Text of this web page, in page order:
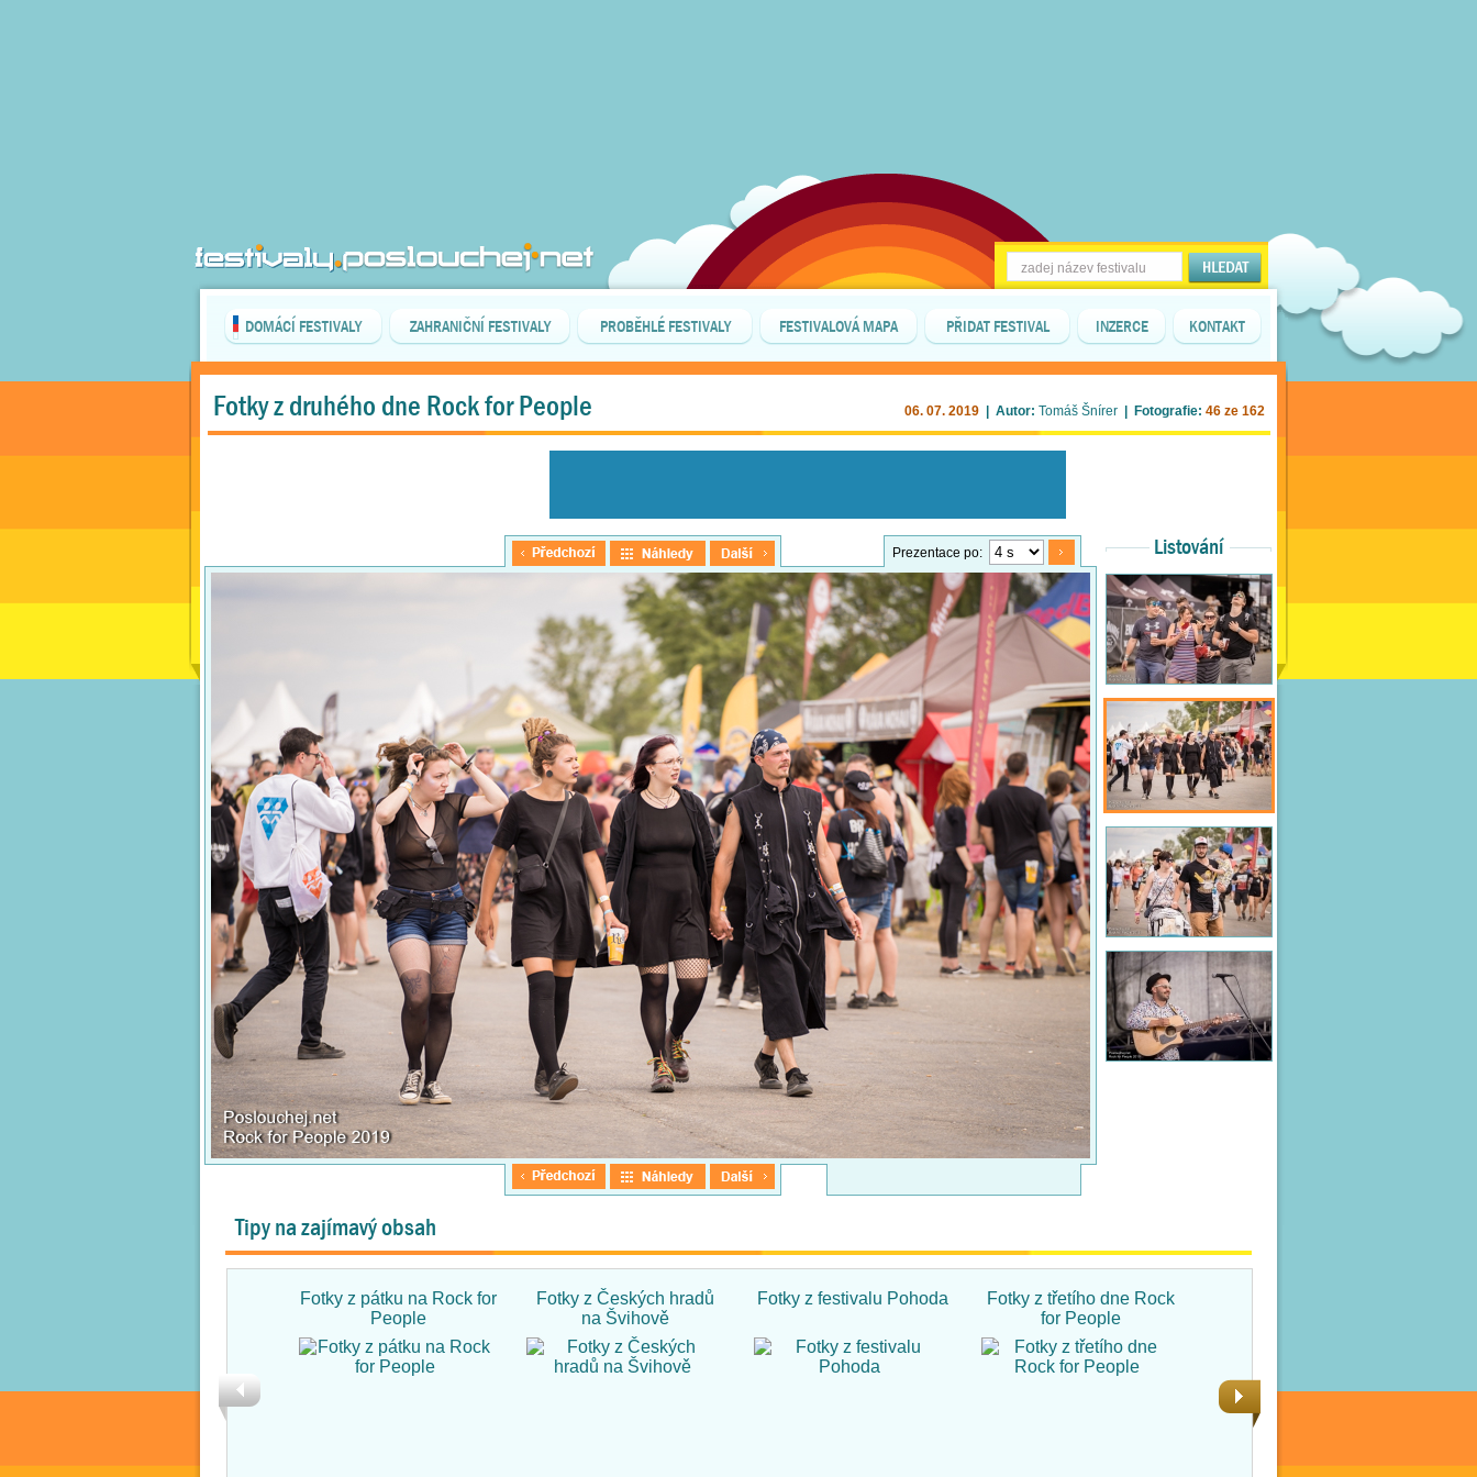
DOMÁCÍ FESTIVALY ZAHRANIČNÍ FESTIVALY PROBĚHLÉ FESTIVALY FESTIVALOVÁ MAPA PŘIDAT FESTIVAL INZERCE KONTAKT
Fotky z druhého dne Rock for People 06. 07. 2019 | Autor: Tomáš Šnírer | Fotografie: 46 ze 162
Prezentace po: Listování
Tipy na zajímavý obsah
Fotky z pátku na Rock for
People
Fotky z Českých hradů
na Švihově
Fotky z festivalu Pohoda
Fotky z třetího dne Rock
for People